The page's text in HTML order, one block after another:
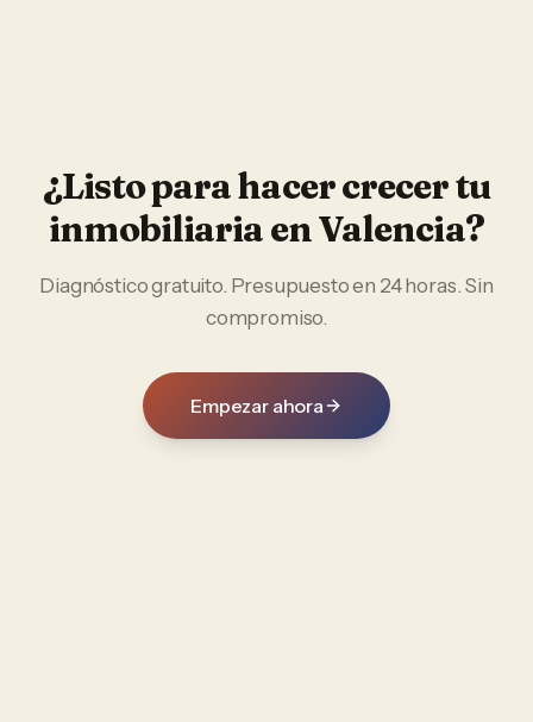
¿Listo para hacer crecer tu
inmobiliariaenValencia?
Diagnóstico gratuito. Presupuesto en 24 horas. Sin
compromiso.
Empezar ahora